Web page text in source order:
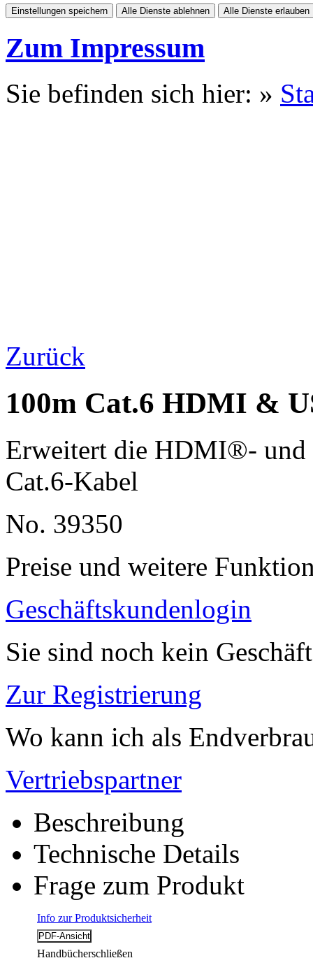
Einstellungen speichern Alle Dienste ablehnen Alle Dienste erlauben
Zum Impressum
Sie befinden sich hier: »
Zurück
100m Cat.6 HDMI &
Erweitert die HDMI®- und
Cat.6-Kabel
No. 39350
Preise und weitere
Geschäftskundenlogin
Sie sind noch kein
Zur Registrierung
Wo kann ich als
Vertriebspartner
Beschreibung
Technische Details
Frage zum Produkt
Info zur Produktsicherheit
Handbücherschließen